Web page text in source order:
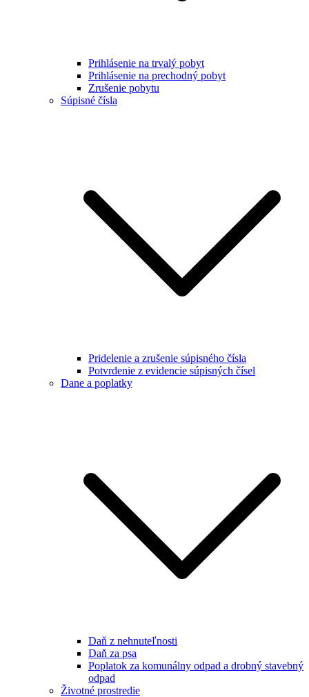
Prihlásenie na trvalý pobyt
Prihlásenie na prechodný pobyt
Zrušenie pobytu
Súpisné čísla
Pridelenie a zrušenie súpisného čísla
Potvrdenie z evidencie súpisných čísel
Dane a poplatky
Daň z nehnuteľnosti
Daň za psa
Poplatok za komunálny odpad a drobný stavebný
odpad
Životné prostredie